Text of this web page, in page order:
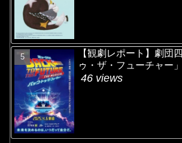
【観劇レポート】劇団
ゥ・ザ・フューチャー
46 views